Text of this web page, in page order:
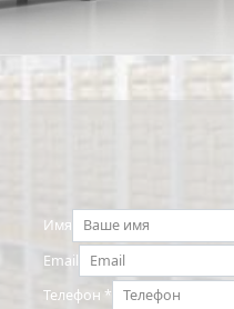
Имя
Email
Телефон *